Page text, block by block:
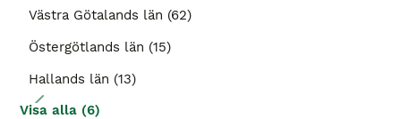
Västra Götalands län (62)
Östergötlands län (15)
Hallands län (13)
Visa alla (6)